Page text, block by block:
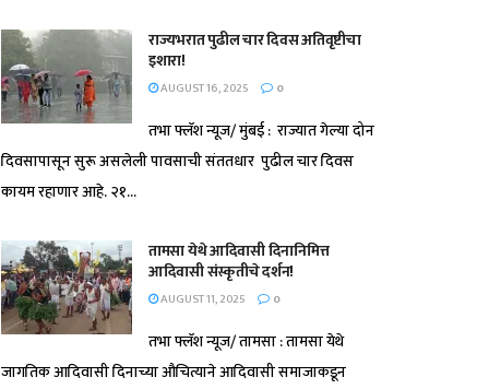
राज्यभरात पुढील चार दिवस अतिवृष्टीचा
इशारा!
AUGUST 16, 2025 0
तभा फ्लॅश न्यूज/ मुंबई : राज्यात गेल्या दोन
दिवसापासून सुरू असलेली पावसाची संततधार पुढील चार दिवस
कायम रहाणार आहे. २१...
तामसा येथे आदिवासी दिनानिमित्त
आदिवासी संस्कृतीचे दर्शन!
AUGUST 11, 2025 0
तभा फ्लॅश न्यूज/ तामसा : तामसा येथे
जागतिक आदिवासी दिनाच्या औचित्याने आदिवासी समाजाकडून